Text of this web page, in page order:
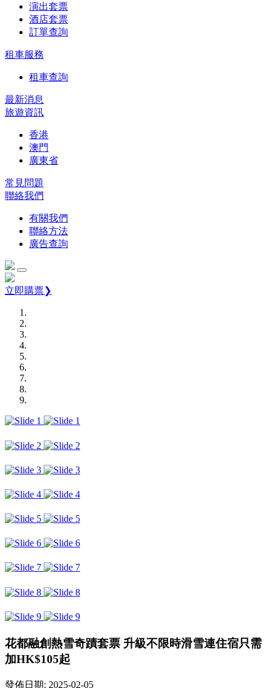
演出套票
酒店套票
訂單查詢
租車服務
租車查詢
最新消息
旅遊資訊
香港
澳門
廣東省
常見問題
聯絡我們
有關我們
聯絡方法
廣告查詢
立即購票❯
花都融創熱雪奇蹟套票 升級不限時滑雪連住宿只需
加HK$105起
發佈日期: 2025-02-05